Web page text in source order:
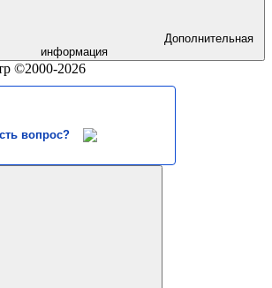
Дополнительная
информация
©2000-2026
вопрос?